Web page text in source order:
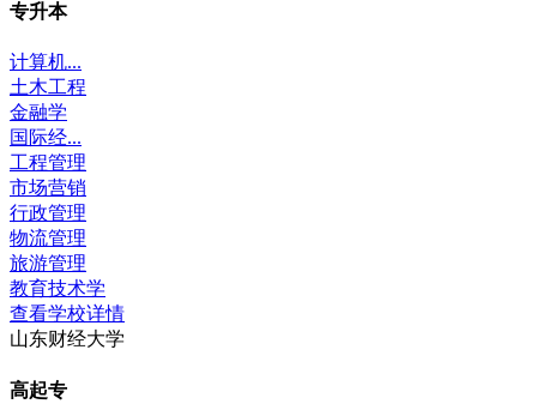
专升本
计算机...
土木工程
金融学
国际经...
工程管理
市场营销
行政管理
物流管理
旅游管理
教育技术学
查看学校详情
山东财经大学
高起专